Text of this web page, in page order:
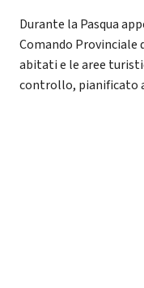
Durante la Pasqua
Comando Provinciale
abitati e le aree
controllo, pianificato